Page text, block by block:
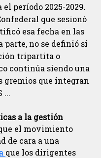
período 2025-2029.
que sesionó
esa fecha en las
parte, no se definió si
tripartita o
continúa siendo una
gremios que integran
...
a la gestión
el movimiento
de cara a una
que los dirigentes